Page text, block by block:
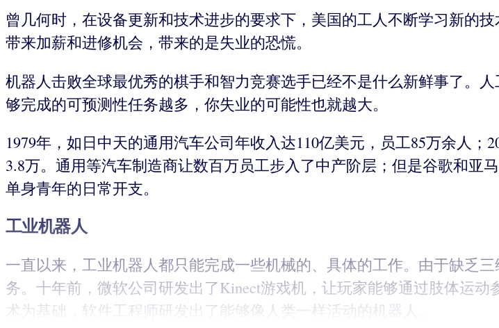
曾几何时，在设备更新和技术进步的要求下，美国的工人不断学习新的
带来加薪和进修机会，带来的是失业的恐慌。
机器人击败全球最优秀的棋手和智力竞赛选手已经不是什么新鲜事了。
够完成的可预测性任务越多，你失业的可能性也就越大。
1979年，如日中天的通用汽车公司年收入达110亿美元，员工85万余人
3.8万。通用等汽车制造商让数百万员工步入了中产阶层；但是谷歌和亚
单身青年的日常开支。
工业机器人
一直以来，工业机器人都只能完成一些机械的、具体的工作。由于缺乏
务。十年前，微软公司研发出了Kinect游戏机，让玩家能够通过肢体运
术为基础，软件工程师研发出了能够像人类一样活动的机器人。